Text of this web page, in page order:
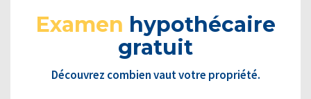
Examen hypothécaire
gratuit
Découvrez combien vaut votre propriété.